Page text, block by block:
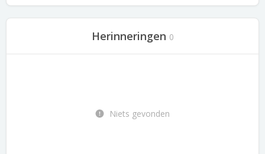
Herinneringen 0
Niets gevonden